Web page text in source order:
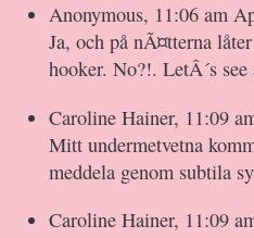
Anonymous, 11:06 am
Ja, och på nÃ¤tterna
hooker. No?!. LetÂ´s see
Caroline Hainer, 11:09
Mitt undermetvetna
meddela genom subtila
Caroline Hainer, 11:09